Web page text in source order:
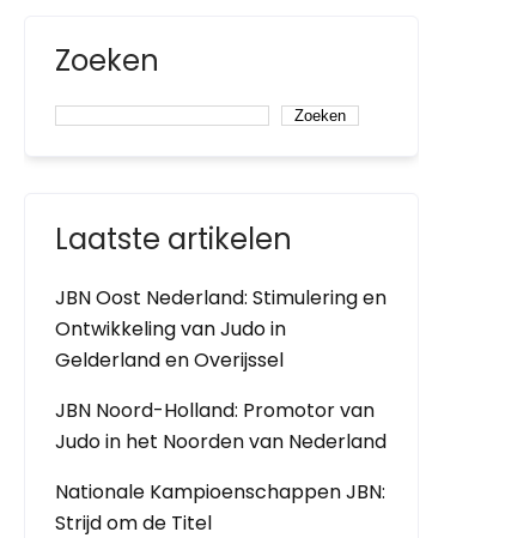
Zoeken
Zoeken
Laatste artikelen
JBN Oost Nederland: Stimulering en
Ontwikkeling van Judo in
Gelderland en Overijssel
JBN Noord-Holland: Promotor van
Judo in het Noorden van Nederland
Nationale Kampioenschappen JBN:
Strijd om de Titel